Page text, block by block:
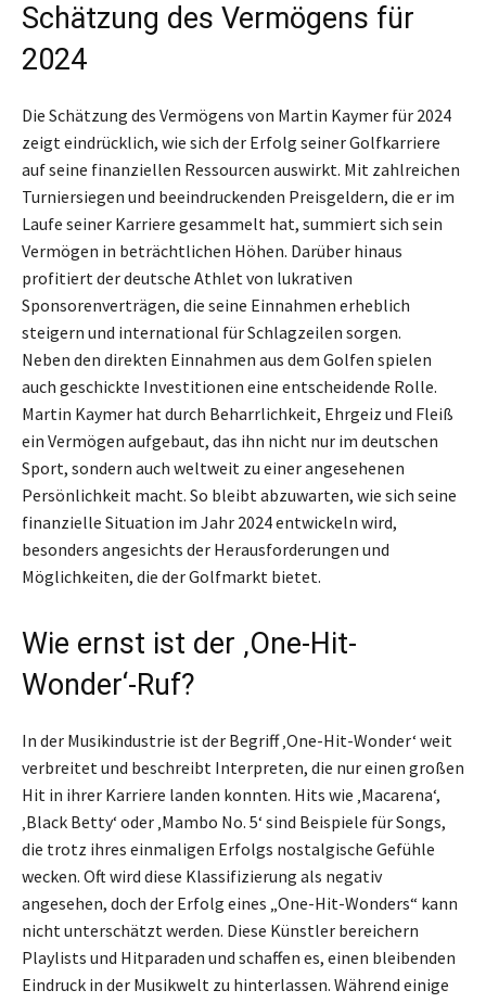
Schätzung des Vermögens für
2024
Die Schätzung des Vermögens von Martin Kaymer für 2024
zeigt eindrücklich, wie sich der Erfolg seiner Golfkarriere
auf seine finanziellen Ressourcen auswirkt. Mit zahlreichen
Turniersiegen und beeindruckenden Preisgeldern, die er im
Laufe seiner Karriere gesammelt hat, summiert sich sein
Vermögen in beträchtlichen Höhen. Darüber hinaus
profitiert der deutsche Athlet von lukrativen
Sponsorenverträgen, die seine Einnahmen erheblich
steigern und international für Schlagzeilen sorgen.
Neben den direkten Einnahmen aus dem Golfen spielen
auch geschickte Investitionen eine entscheidende Rolle.
Martin Kaymer hat durch Beharrlichkeit, Ehrgeiz und Fleiß
ein Vermögen aufgebaut, das ihn nicht nur im deutschen
Sport, sondern auch weltweit zu einer angesehenen
Persönlichkeit macht. So bleibt abzuwarten, wie sich seine
finanzielle Situation im Jahr 2024 entwickeln wird,
besonders angesichts der Herausforderungen und
Möglichkeiten, die der Golfmarkt bietet.
Wie ernst ist der ‚One-Hit-
Wonder‘-Ruf?
In der Musikindustrie ist der Begriff ‚One-Hit-Wonder‘ weit
verbreitet und beschreibt Interpreten, die nur einen großen
Hit in ihrer Karriere landen konnten. Hits wie ‚Macarena‘,
‚Black Betty‘ oder ‚Mambo No. 5‘ sind Beispiele für Songs,
die trotz ihres einmaligen Erfolgs nostalgische Gefühle
wecken. Oft wird diese Klassifizierung als negativ
angesehen, doch der Erfolg eines „One-Hit-Wonders“ kann
nicht unterschätzt werden. Diese Künstler bereichern
Playlists und Hitparaden und schaffen es, einen bleibenden
Eindruck in der Musikwelt zu hinterlassen. Während einige